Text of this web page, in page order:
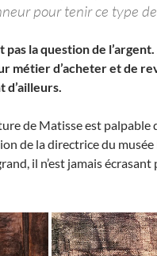
pour tenir ce type
pas la question de
métier d’acheter et de
d’ailleurs.
de Matisse est palpable
de la directrice du
il n’est jamais